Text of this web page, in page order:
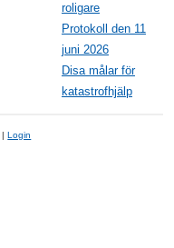
roligare
Protokoll den 11
juni 2026
Disa målar för
katastrofhjälp
Login